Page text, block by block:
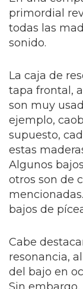
primordial
todas las
sonido.
La caja de
tapa frontal,
son muy
ejemplo,
supuesto,
estas
Algunos
otros son de
bajos de
Cabe
resonancia,
del bajo en